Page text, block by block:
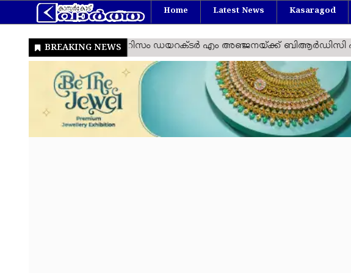
Home Latest News Kasaragod